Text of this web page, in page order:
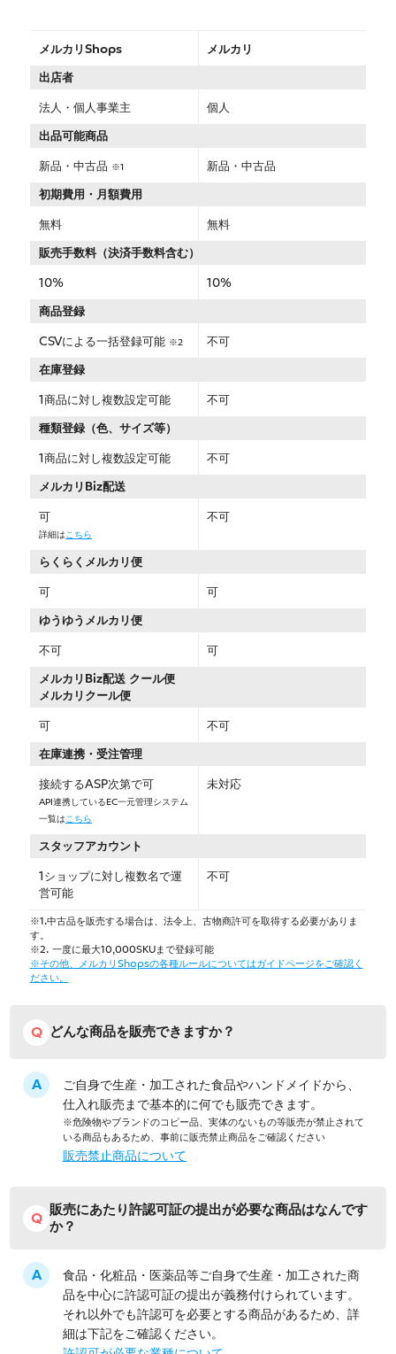
メルカリShops メルカリ
出店者
法人・個人事業主 個人
出品可能商品
新品・中古品 ※1 新品・中古品
初期費用・月額費用
無料 無料
販売手数料（決済手数料含む）
10% 10%
商品登録
CSVによる一括登録可能 ※2 不可
在庫登録
1商品に対し複数設定可能 不可
種類登録（色、サイズ等）
1商品に対し複数設定可能 不可
メルカリBiz配送
可
詳細はこちら
不可
らくらくメルカリ便
可 可
ゆうゆうメルカリ便
不可 可
メルカリBiz配送 クール便
メルカリクール便
可 不可
在庫連携・受注管理
接続するASP次第で可
API連携しているEC一元管理システム
一覧はこちら
未対応
スタッフアカウント
1ショップに対し複数名で運
営可能
不可
※1.中古品を販売する場合は、法令上、古物商許可を取得する必要がありま
す。
※2. 一度に最大10,000SKUまで登録可能
※その他、メルカリShopsの各種ルールについてはガイドページをご確認く
ださい。
どんな商品を販売できますか？
ご自身で生産・加工された食品やハンドメイドから、
仕入れ販売まで基本的に何でも販売できます。
※危険物やブランドのコピー品、実体のないもの等販売が禁止されて
いる商品もあるため、事前に販売禁止商品をご確認ください
販売禁止商品について
販売にあたり許認可証の提出が必要な商品はなんです
か？
食品・化粧品・医薬品等ご自身で生産・加工された商
品を中心に許認可証の提出が義務付けられています。
それ以外でも許認可を必要とする商品があるため、詳
細は下記をご確認ください。